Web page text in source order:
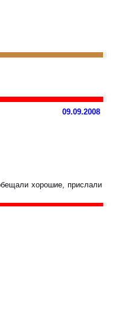
09.09.2008
хорошие, прислали